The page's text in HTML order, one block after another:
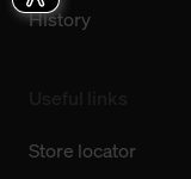
History
Store locator